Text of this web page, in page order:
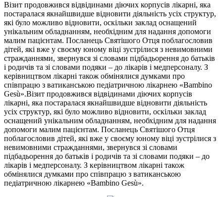
Візит продовжився відвідинами діючих корпусів лікарні, яка
постаралася якнайшвидше відновити діяльність усіх структур,
які було можливо відновити, оскільки заклад оснащений
унікальним обладнанням, необхідним для надання допомоги
малим пацієнтам. Посланець Святішого Отця поблагословив
дітей, які вже у своєму юному віці зустрілися з невимовними
стражданнями, звернувся зі словами підбадьорення до батьків
і родичів та зі словами подяки – до лікарів і медперсоналу. З
керівництвом лікарні також обмінялися думками про
співпрацю з ватиканською педіатричною лікарнею «Bambino
Gesù».Візит продовжився відвідинами діючих корпусів
лікарні, яка постаралася якнайшвидше відновити діяльність
усіх структур, які було можливо відновити, оскільки заклад
оснащений унікальним обладнанням, необхідним для надання
допомоги малим пацієнтам. Посланець Святішого Отця
поблагословив дітей, які вже у своєму юному віці зустрілися з
невимовними стражданнями, звернувся зі словами
підбадьорення до батьків і родичів та зі словами подяки – до
лікарів і медперсоналу. З керівництвом лікарні також
обмінялися думками про співпрацю з ватиканською
педіатричною лікарнею «Bambino Gesù».